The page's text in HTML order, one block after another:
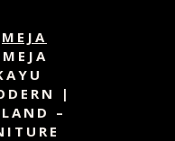
MEJA
|
–